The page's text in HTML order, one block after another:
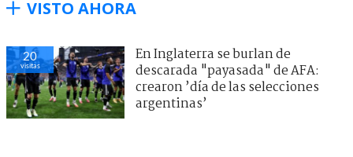
VISTO AHORA
20
visitas
En Inglaterra se burlan de
descarada "payasada" de AFA:
crearon ’día de las selecciones
argentinas’